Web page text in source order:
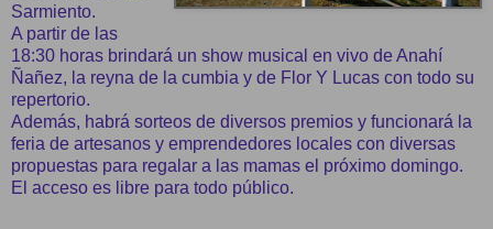
Sarmiento.
A partir de las
18:30 horas brindará un show musical en vivo de Anahí
Ñañez, la reyna de la cumbia y de Flor Y Lucas con todo su
repertorio.
Además, habrá sorteos de diversos premios y funcionará la
feria de artesanos y emprendedores locales con diversas
propuestas para regalar a las mamas el próximo domingo.
El acceso es libre para todo público.